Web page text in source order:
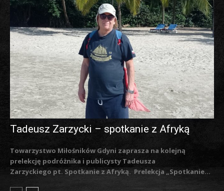
Tadeusz Zarzycki – spotkanie z Afryką
Towarzystwo Miłośników Gdyni zaprasza na kolejną
prelekcję podróżnika i publicysty Tadeusza
Zarzyckiego pt. Spotkanie z Afryką. Prelekcja „Spotkanie...